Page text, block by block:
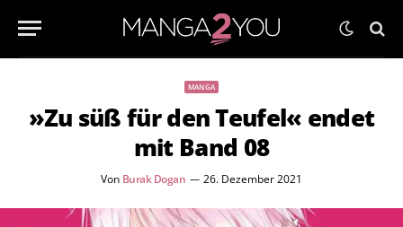
MANGA
»Zu süß für den Teufel« endet
mit Band 08
Von Burak Dogan 26. Dezember 2021